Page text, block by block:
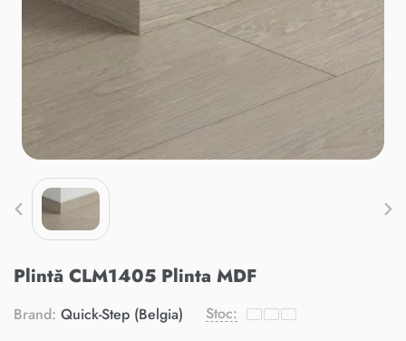
Plintă CLM1405 Plinta MDF
Brand: Quick-Step (Belgia) Stoc: